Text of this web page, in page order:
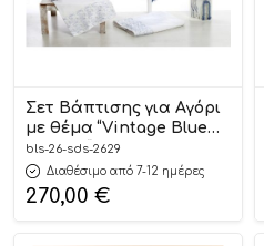
Σετ Βάπτισης για Αγόρι
με θέμα “Vintage Blue
Dreams” ΣΔΣ-2629,
Bellissimo
bls-26-sds-2629
Διαθέσιμο από 7-12 ημέρες
270,00 €